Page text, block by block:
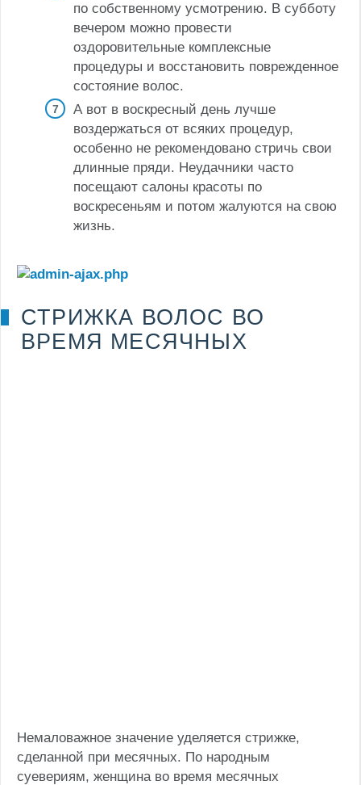
по собственному усмотрению. В субботу
вечером можно провести
оздоровительные комплексные
процедуры и восстановить поврежденное
состояние волос.
А вот в воскресный день лучше
воздержаться от всяких процедур,
особенно не рекомендовано стричь свои
длинные пряди. Неудачники часто
посещают салоны красоты по
воскресеньям и потом жалуются на свою
жизнь.
СТРИЖКА ВОЛОС ВО
ВРЕМЯ МЕСЯЧНЫХ
Немаловажное значение уделяется стрижке,
сделанной при месячных. По народным
суевериям, женщина во время месячных